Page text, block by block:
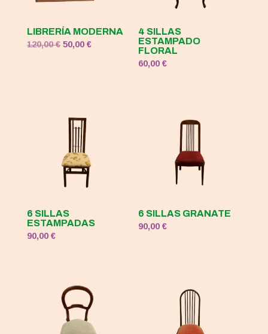
LIBRERÍA MODERNA
120,00€ El
50,00 €El
4 SILLAS
ESTAMPADO
FLORAL
60,00€
6 SILLAS
ESTAMPADAS
90,00 €
6 SILLAS GRANATE
90,00€